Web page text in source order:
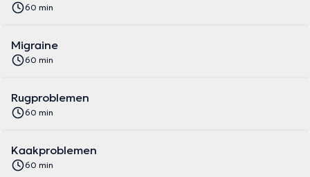
60 min
Migraine
60 min
Rugproblemen
60 min
Kaakproblemen
60 min